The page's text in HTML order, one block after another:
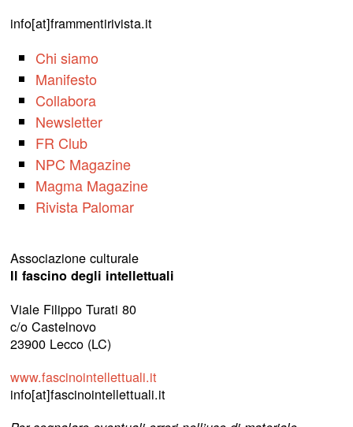
info[at]frammentirivista.it
Chi siamo
Manifesto
Collabora
Newsletter
FR Club
NPC Magazine
Magma Magazine
Rivista Palomar
Associazione culturale
Il fascino degli intellettuali
Viale Filippo Turati 80
c/o Castelnovo
23900 Lecco (LC)
www.fascinointellettuali.it
info[at]fascinointellettuali.it